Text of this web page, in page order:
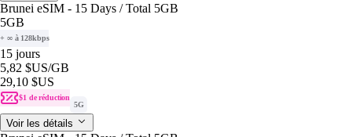
Brunei eSIM - 15 Days / Total 5GB
5GB
+ ∞ à 128kbps
15 jours
5,82 $US/GB
29,10 $US
$1 de réduction
5G
Voir les détails